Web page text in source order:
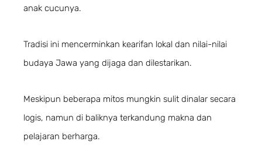
anak cucunya.
Tradisi ini mencerminkan kearifan lokal dan nilai-nilai
budaya Jawa yang dijaga dan dilestarikan.
Meskipun beberapa mitos mungkin sulit dinalar secara
logis, namun di baliknya terkandung makna dan
pelajaran berharga.